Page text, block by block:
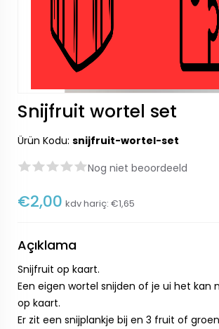
Snijfruit wortel set
Ürün Kodu: snijfruit-wortel-set
Nog niet beoordeeld
€2,00 kdv hariç: €1,65
Açıklama
Snijfruit op kaart.
Een eigen wortel snijden of je ui het kan
op kaart.
Er zit een snijplankje bij en 3 fruit of